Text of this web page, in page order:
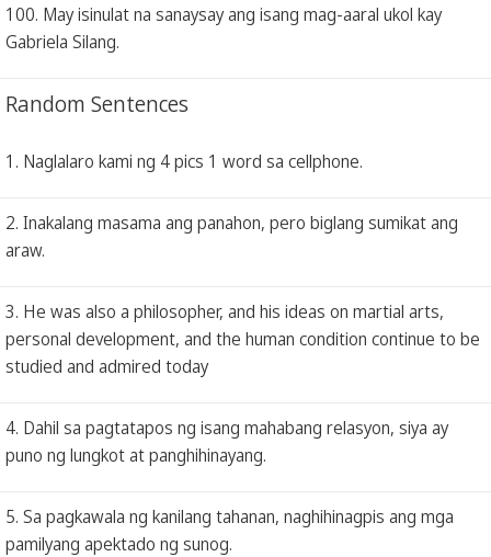
100. May isinulat na sanaysay ang isang mag-aaral ukol kay
Gabriela Silang.
Random Sentences
1. Naglalaro kami ng 4 pics 1 word sa cellphone.
2. Inakalang masama ang panahon, pero biglang sumikat ang
araw.
3. He was also a philosopher, and his ideas on martial arts,
personal development, and the human condition continue to be
studied and admired today
4. Dahil sa pagtatapos ng isang mahabang relasyon, siya ay
puno ng lungkot at panghihinayang.
5. Sa pagkawala ng kanilang tahanan, naghihinagpis ang mga
pamilyang apektado ng sunog.